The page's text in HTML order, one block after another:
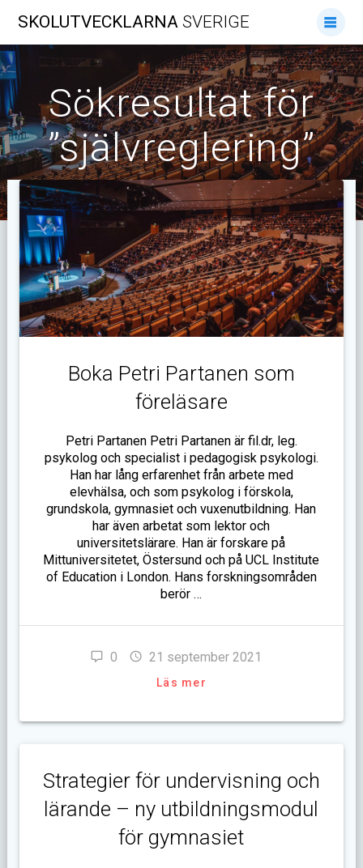
till
SKOLUTVECKLARNA SVERIGE
Sökresultat för
”självreglering”
Boka Petri Partanen som
föreläsare
Petri Partanen Petri Partanen är fil.dr, leg.
psykolog och specialist i pedagogisk psykologi.
Han har lång erfarenhet från arbete med
elevhälsa, och som psykolog i förskola,
grundskola, gymnasiet och vuxenutbildning. Han
har även arbetat som lektor och
universitetslärare. Han är forskare på
Mittuniversitetet, Östersund och på UCL Institute
of Education i London. Hans forskningsområden
berör …
0 21 september 2021
Läs mer
Strategier för undervisning och
lärande – ny utbildningsmodul
för gymnasiet